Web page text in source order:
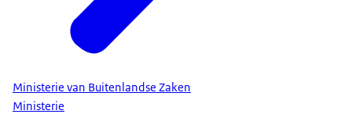
Ministerie van Buitenlandse Zaken
Ministerie